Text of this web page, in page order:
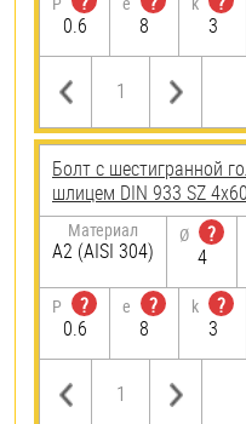
0.6
8
3
Болт с шестигранной
шлицем DIN 933 SZ
Материал
А2 (AISI 304)
Ø
?
4
P
?
0.6
e
?
8
k
?
3